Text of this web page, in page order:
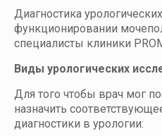
Диагностика
функционировании
специалисты клиники
Виды урологических
Для того чтобы врач мог
назначить
диагностики в урологии: